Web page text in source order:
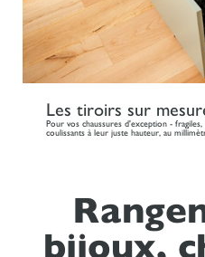
Les tiroirs sur
Pour vos chaussures d'exception -
coulissants à leur juste hauteur, au
bijoux,